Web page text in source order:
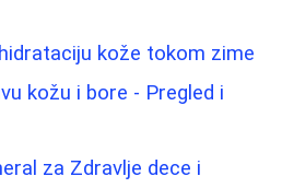
kože tokom zime
kožu i bore - Pregled i
za Zdravlje dece i